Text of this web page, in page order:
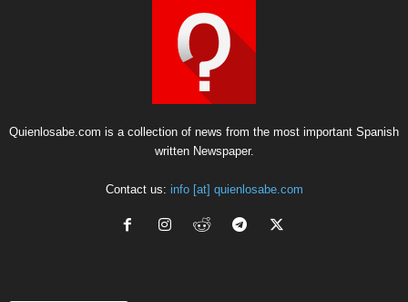
Quienlosabe.com is a collection of news from the most important Spanish
written Newspaper.
Contact us: info [at] quienlosabe.com